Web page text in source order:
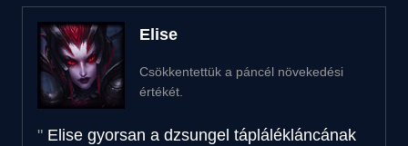
Elise
Csökkentettük a páncél növekedési
értékét.
Elise gyorsan a dzsungel táplálékláncának